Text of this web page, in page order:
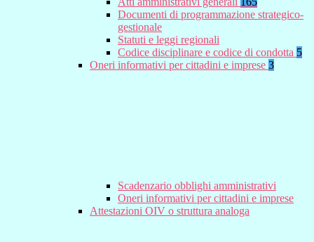
Documenti di programmazione strategico-
gestionale
Statuti e leggi regionali
Codice disciplinare e codice di condotta 5
Oneri informativi per cittadini e imprese 3
Scadenzario obblighi amministrativi
Oneri informativi per cittadini e imprese
Attestazioni OIV o struttura analoga